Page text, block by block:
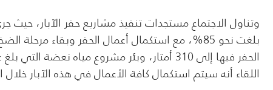
وتناول الاجتماع مستجدات تنفيذ مشاريع حفر الآبار،
بلغت نحو 85%، مع استكمال أعمال الحفر وبقاء
اللقاء أنه سيتم استكمال كافة الأعمال في هذه الآبار خلال